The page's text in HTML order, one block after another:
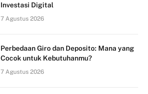
Investasi Digital
7 Agustus 2026
Perbedaan Giro dan Deposito: Mana yang
Cocok untuk Kebutuhanmu?
7 Agustus 2026